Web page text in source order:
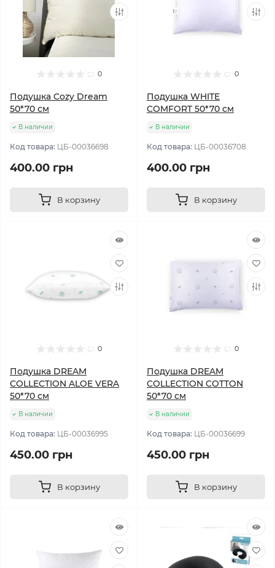
0
Подушка Cozy Dream
50*70 см
В наличии
Код товара: ЦБ-00036698
400.00 грн
В корзину
0
Подушка WHITE
COMFORT 50*70 см
В наличии
Код товара: ЦБ-00036708
400.00 грн
В корзину
0
Подушка DREAM
COLLECTION ALOE VERA
50*70 см
В наличии
Код товара: ЦБ-00036995
450.00 грн
В корзину
0
Подушка DREAM
COLLECTION COTTON
50*70 см
В наличии
Код товара: ЦБ-00036699
450.00 грн
В корзину